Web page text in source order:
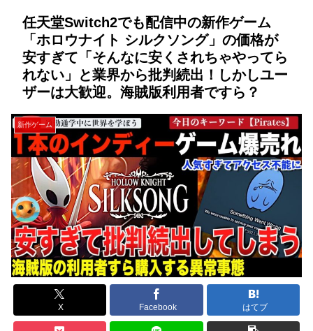
任天堂Switch2でも配信中の新作ゲーム
「ホロウナイト シルクソング」の価格が
安すぎて「そんなに安くされちゃやってら
れない」と業界から批判続出！しかしユー
ザーは大歓迎。海賊版利用者ですら？
新作ゲーム
X Facebook はてブ